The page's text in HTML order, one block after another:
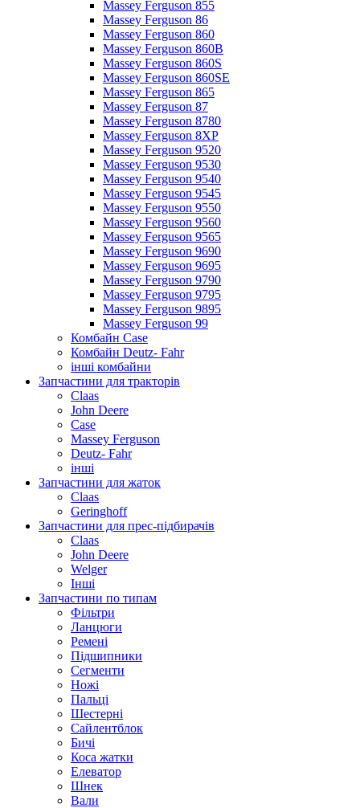
Massey Ferguson 855
Massey Ferguson 86
Massey Ferguson 860
Massey Ferguson 860B
Massey Ferguson 860S
Massey Ferguson 860SE
Massey Ferguson 865
Massey Ferguson 87
Massey Ferguson 8780
Massey Ferguson 8XP
Massey Ferguson 9520
Massey Ferguson 9530
Massey Ferguson 9540
Massey Ferguson 9545
Massey Ferguson 9550
Massey Ferguson 9560
Massey Ferguson 9565
Massey Ferguson 9690
Massey Ferguson 9695
Massey Ferguson 9790
Massey Ferguson 9795
Massey Ferguson 9895
Massey Ferguson 99
Комбайн Case
Комбайн Deutz- Fahr
інші комбайни
Запчастини для тракторів
Claas
John Deere
Case
Massey Ferguson
Deutz- Fahr
інші
Запчастини для жаток
Claas
Geringhoff
Запчастини для прес-підбирачів
Claas
John Deere
Welger
Інші
Запчастини по типам
Фільтри
Ланцюги
Ремені
Підшипники
Сегменти
Ножі
Пальці
Шестерні
Сайлентблок
Бичі
Коса жатки
Елеватор
Шнек
Вали